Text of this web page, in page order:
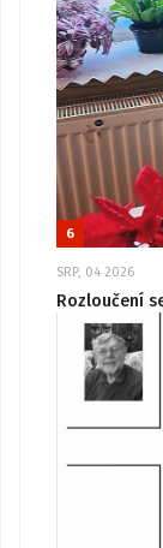
6
SRP, 04 2026
Rozloučení